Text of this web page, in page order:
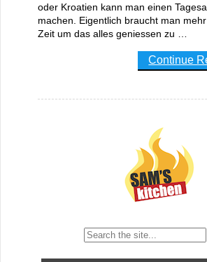
oder Kroatien kann man einen
machen. Eigentlich braucht man
Zeit um das alles geniessen zu …
Continue
Search: